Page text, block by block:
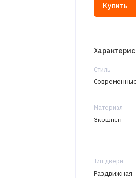
Купить
Стиль
Материал
Экошпон
Тип двери
Раздвижная